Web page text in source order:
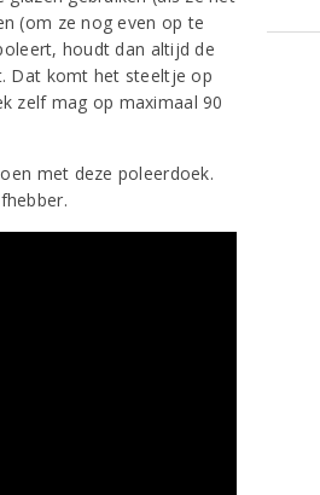
(om ze nog even op te
houdt dan altijd de
Dat komt het steeltje op
zelf mag op maximaal 90
met deze poleerdoek.